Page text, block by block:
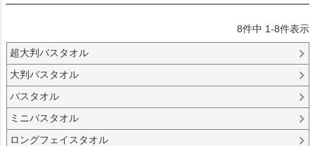
8件中 1-8件表示
超大判バスタオル
大判バスタオル
バスタオル
ミニバスタオル
ロングフェイスタオル